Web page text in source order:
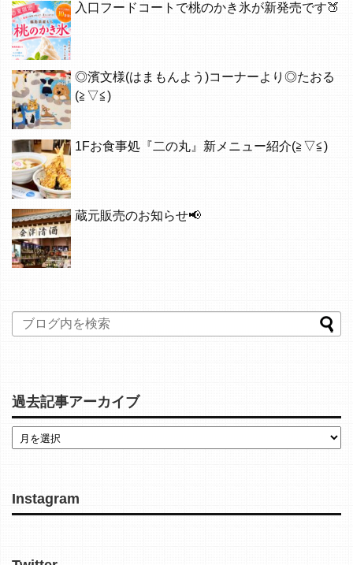
入口フードコートで桃のかき氷が新発売です🍑
◎濱文様(はまもんよう)コーナーより◎たおる
(≧▽≦)
1Fお食事処『二の丸』新メニュー紹介(≧▽≦)
蔵元販売のお知らせ📢
過去記事アーカイブ
Instagram